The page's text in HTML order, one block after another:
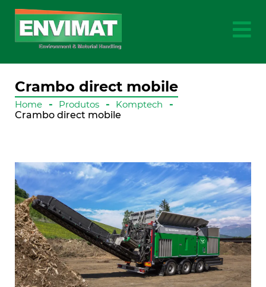
Crambo direct mobile
Home Produtos
Komptech
Crambo direct mobile